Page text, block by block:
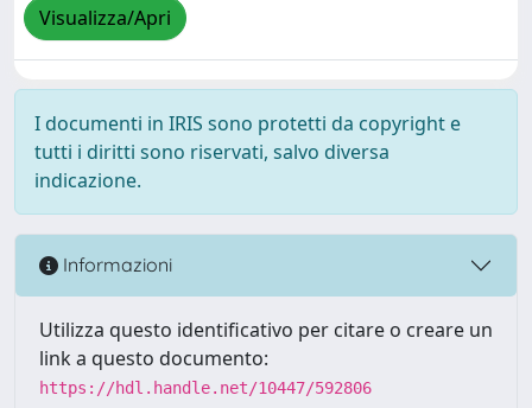
Visualizza/Apri
I documenti in IRIS sono protetti da copyright e
tutti i diritti sono riservati, salvo diversa
indicazione.
Informazioni
Utilizza questo identificativo per citare o creare un
link a questo documento:
https://hdl.handle.net/10447/592806